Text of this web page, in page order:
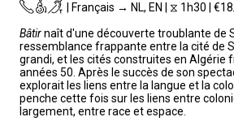
| Français → NL, EN | ⧖ 1h30 |
Bâtirnaît d'une découverte troublante de
ressemblance frappante entre la cité de
grandi, et les cités construites en Algérie
années 50. Après le succès de son
explorait les liens entre la langue et la
penche cette fois sur les liens entre
largement, entre race et espace.